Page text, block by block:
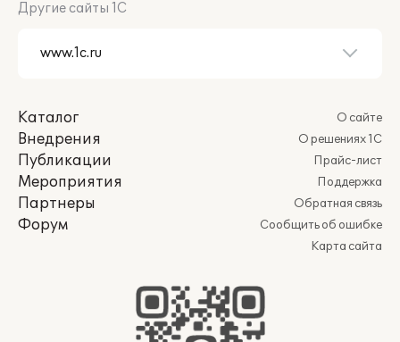
Другие сайты 1С
Каталог
Внедрения
Публикации
Мероприятия
Партнеры
Форум
О сайте
О решениях 1С
Прайс-лист
Поддержка
Обратная связь
Сообщить об ошибке
Карта сайта